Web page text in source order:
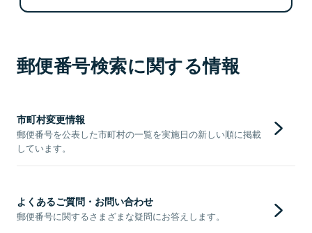
郵便番号検索に関する情報
市町村変更情報
郵便番号を公表した市町村の一覧を実施日の新しい順に掲載
しています。
よくあるご質問・お問い合わせ
郵便番号に関するさまざまな疑問にお答えします。